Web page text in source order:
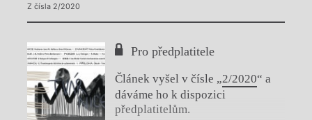
Z čísla 2/2020
Pro předplatitele
Článek vyšel v čísle „2/2020“ a
dáváme ho k dispozici
předplatitelům.